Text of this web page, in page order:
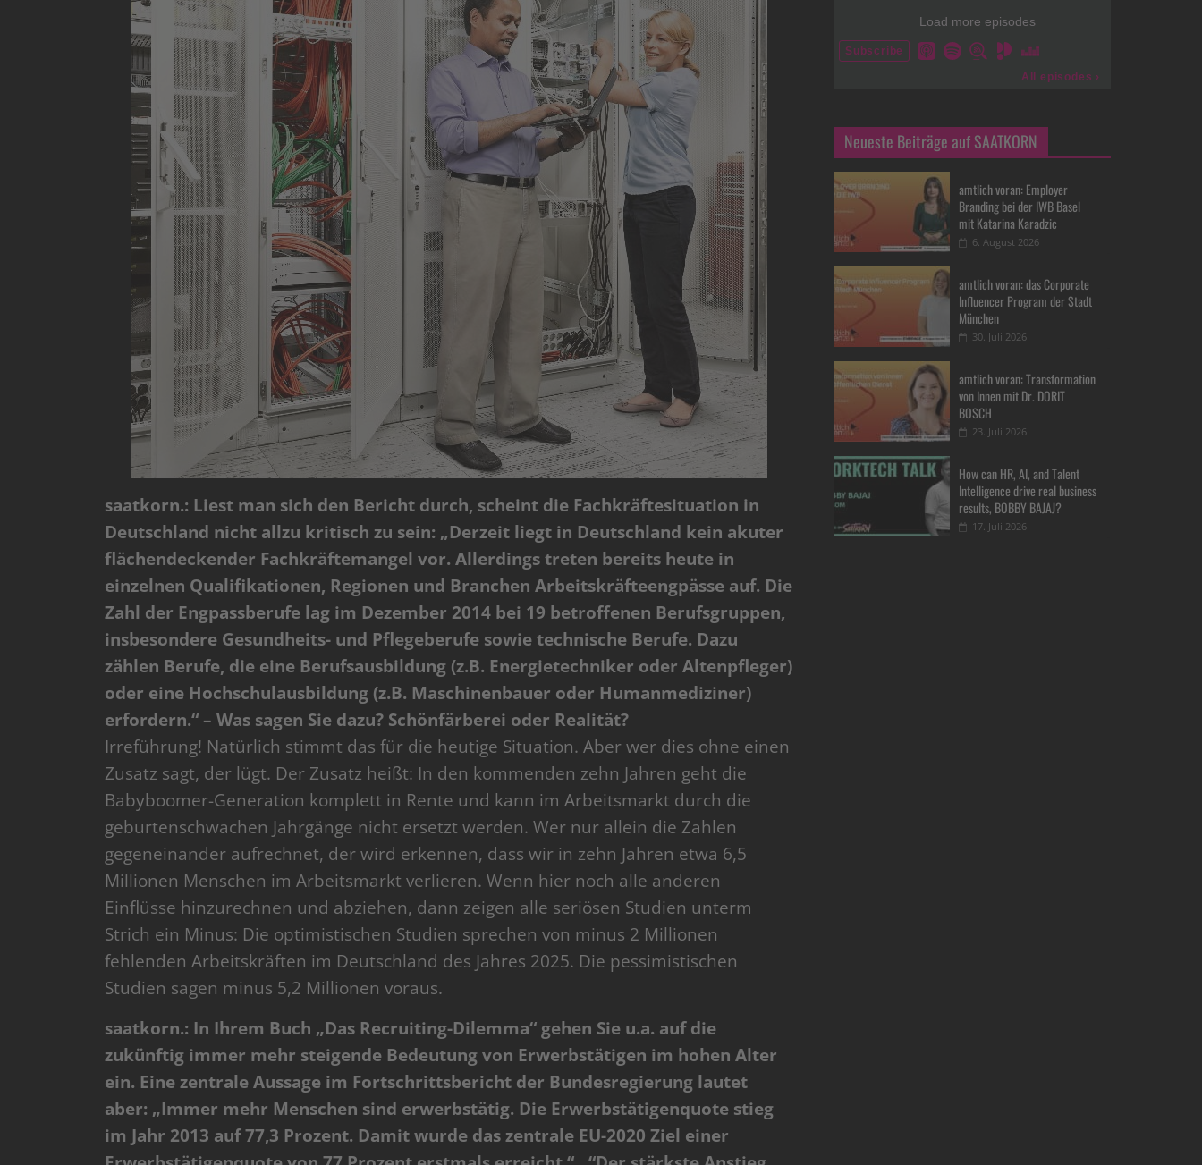
saatkorn.: Liest man sich den Bericht durch, scheint die Fachkräftesituation in
Deutschland nicht allzu kritisch zu sein: „Derzeit liegt in Deutschland kein akuter
flächendeckender Fachkräftemangel vor. Allerdings treten bereits heute in
einzelnen Qualifikationen, Regionen und Branchen Arbeitskräfteengpässe auf. Die
Zahl der Engpassberufe lag im Dezember 2014 bei 19 betroffenen Berufsgruppen,
insbesondere Gesundheits- und Pflegeberufe sowie technische Berufe. Dazu
zählen Berufe, die eine Berufsausbildung (z.B. Energietechniker oder Altenpfleger)
oder eine Hochschulausbildung (z.B. Maschinenbauer oder Humanmediziner)
erfordern.“ – Was sagen Sie dazu? Schönfärberei oder Realität?
Irreführung! Natürlich stimmt das für die heutige Situation. Aber wer dies ohne einen
Zusatz sagt, der lügt. Der Zusatz heißt: In den kommenden zehn Jahren geht die
Babyboomer-Generation komplett in Rente und kann im Arbeitsmarkt durch die
geburtenschwachen Jahrgänge nicht ersetzt werden. Wer nur allein die Zahlen
gegeneinander aufrechnet, der wird erkennen, dass wir in zehn Jahren etwa 6,5
Millionen Menschen im Arbeitsmarkt verlieren. Wenn hier noch alle anderen
Einflüsse hinzurechnen und abziehen, dann zeigen alle seriösen Studien unterm
Strich ein Minus: Die optimistischen Studien sprechen von minus 2 Millionen
fehlenden Arbeitskräften im Deutschland des Jahres 2025. Die pessimistischen
Studien sagen minus 5,2 Millionen voraus.
saatkorn.: In Ihrem Buch „Das Recruiting-Dilemma“ gehen Sie u.a. auf die
zukünftig immer mehr steigende Bedeutung von Erwerbstätigen im hohen Alter
ein. Eine zentrale Aussage im Fortschrittsbericht der Bundesregierung lautet
aber: „Immer mehr Menschen sind erwerbstätig. Die Erwerbstätigenquote stieg
im Jahr 2013 auf 77,3 Prozent. Damit wurde das zentrale EU-2020 Ziel einer
Neueste Beiträge auf SAATKORN
amtlich voran: Employer
Branding bei der IWB Basel
mit Katarina Karadzic
6. August 2026
amtlich voran: das Corporate
Influencer Program der Stadt
München
30. Juli 2026
amtlich voran: Transformation
von Innen mit Dr. DORIT
BOSCH
23. Juli 2026
How can HR, AI, and Talent
Intelligence drive real business
results, BOBBY BAJAJ?
17. Juli 2026